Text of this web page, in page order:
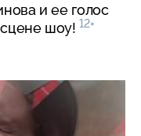
и ее голос
шоу! 12+